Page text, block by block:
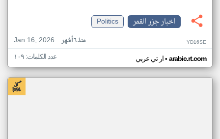
اخبار جزر القمر
Politics
Jan 16, 2026
منذ ٦ أشهر YD16SE
ار تي عربي• arabic.rt.com عدد الكلمات: ١٠٩